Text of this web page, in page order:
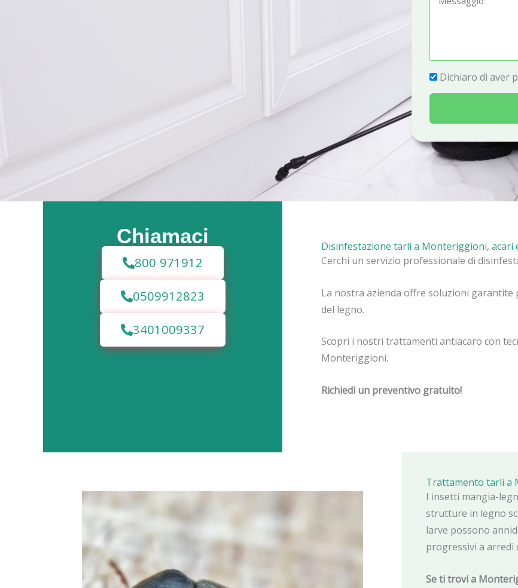
n
o
g
g
P
r
v
a
Dichiaro di aver
Chiamaci
800 971912
0509912823
3401009337
Disinfestazione tarli a Monteriggioni, acari
Cerchi un servizio professionale di
La nostra azienda offre soluzioni
del legno.
Scopri i nostri trattamenti antiacaro con
Monteriggioni.
Richiedi un preventivo gratuito!
Trattamento tarli a
I insetti mangia-
strutture in legno
larve possono
progressivi a arredi
Se ti trovi a